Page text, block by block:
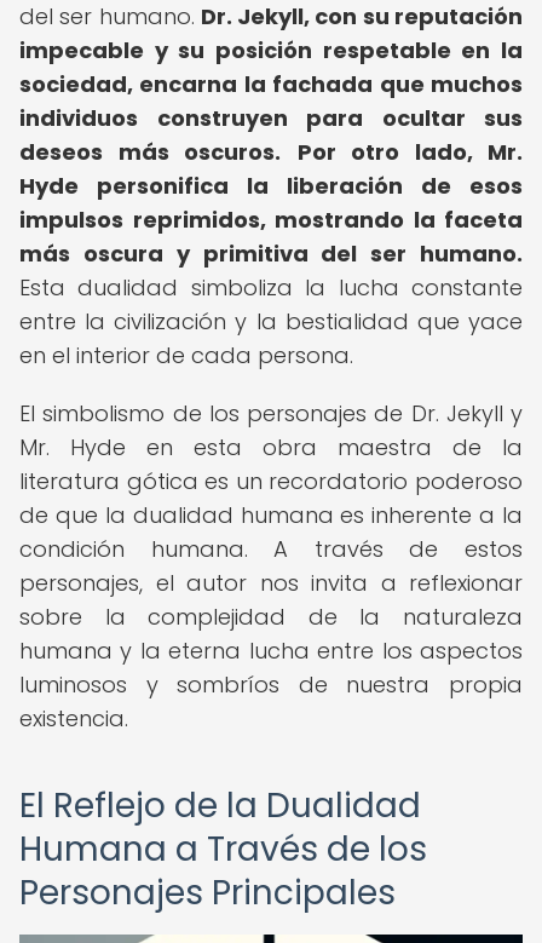
del ser humano. Dr. Jekyll, con su reputación
impecable y su posición respetable en la
sociedad, encarna la fachada que muchos
individuos construyen para ocultar sus
deseos más oscuros.
Por otro lado, Mr.
Hyde personifica la liberación de esos
impulsos reprimidos, mostrando la faceta
más oscura y primitiva del ser humano.
Esta dualidad simboliza la lucha constante
entre la civilización y la bestialidad que yace
en el interior de cada persona.
El simbolismo de los personajes de Dr. Jekyll y
Mr. Hyde en esta obra maestra de la
literatura gótica es un recordatorio poderoso
de que la dualidad humana es inherente a la
condición humana. A través de estos
personajes, el autor nos invita a reflexionar
sobre la complejidad de la naturaleza
humana y la eterna lucha entre los aspectos
luminosos y sombríos de nuestra propia
existencia.
El Reflejo de la Dualidad
Humana a Través de los
Personajes Principales